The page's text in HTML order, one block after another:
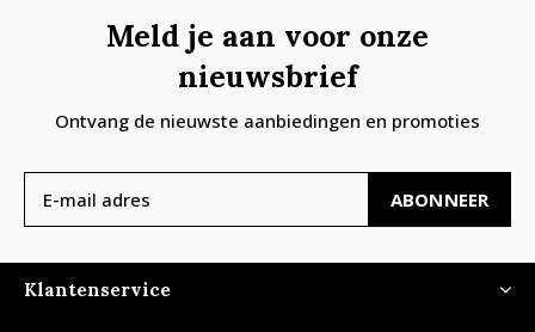
Meld je aan voor onze
nieuwsbrief
Ontvang de nieuwste aanbiedingen en promoties
ABONNEER
Klantenservice